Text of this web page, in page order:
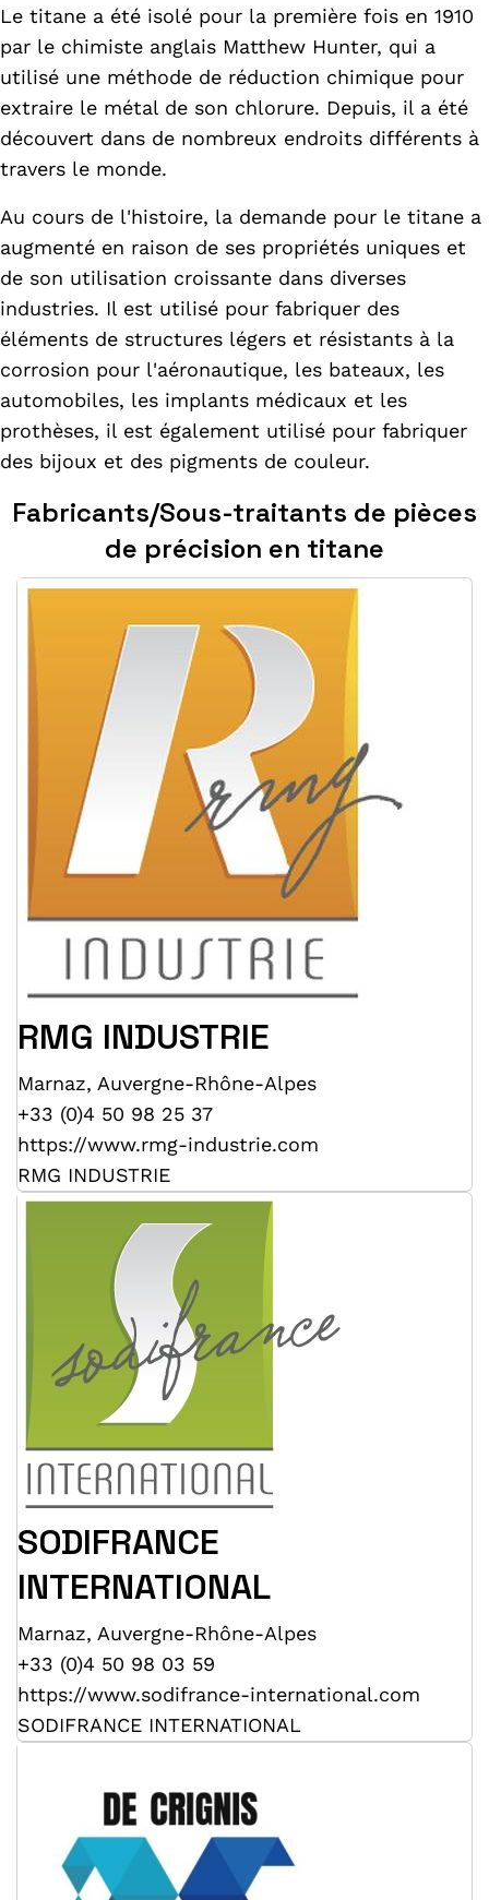
Le titane a été isolé pour la première fois en 1910
par le chimiste anglais Matthew Hunter, qui a
utilisé une méthode de réduction chimique pour
extraire le métal de son chlorure. Depuis, il a été
découvert dans de nombreux endroits différents à
travers le monde.
Au cours de l'histoire, la demande pour le titane a
augmenté en raison de ses propriétés uniques et
de son utilisation croissante dans diverses
industries. Il est utilisé pour fabriquer des
éléments de structures légers et résistants à la
corrosion pour l'aéronautique, les bateaux, les
automobiles, les implants médicaux et les
prothèses, il est également utilisé pour fabriquer
des bijoux et des pigments de couleur.
Fabricants/Sous-traitants de pièces
de précision en titane
RMG INDUSTRIE
Marnaz, Auvergne-Rhône-Alpes
+33 (0)4 50 98 25 37
https://www.rmg-industrie.com
RMG INDUSTRIE
SODIFRANCE
INTERNATIONAL
Marnaz, Auvergne-Rhône-Alpes
+33 (0)4 50 98 03 59
https://www.sodifrance-international.com
SODIFRANCE INTERNATIONAL